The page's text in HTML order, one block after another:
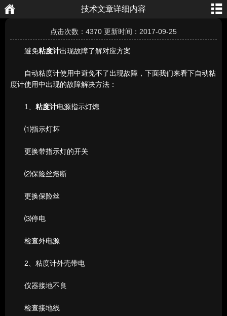
技术文章详细内容
点击次数：4370 更新时间：2017-09-25
避免粘度计出现故障了解对应方案
自动粘度计使用中避免不了出现故障，下面我们来看下自动粘
度计使用中出现的故障解决方法：
1、 粘度计电源指示灯熄
⑴指示灯坏
更换带指示灯的开关
⑵保险丝熔断
更换保险丝
⑶停电
检查外电源
2、粘度计外壳带电
仪器接地不良
检查接地线